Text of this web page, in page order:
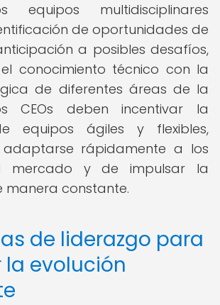
equipos multidisciplinares
de oportunidades de
a posibles desafíos,
conocimiento técnico con la
de diferentes áreas de la
CEOs deben incentivar la
equipos ágiles y flexibles,
rápidamente a los
mercado y de impulsar la
manera constante.
de liderazgo para
evolución